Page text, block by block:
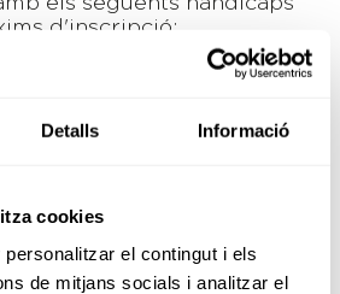
Detalls Informació
cookies
el contingut i els
de mitjans socials i analitzar el
d'inscripció:
18,4 Jugaran al
36,0 Jugaran al
jornada (diumenge) es
de premis a les
del Club.